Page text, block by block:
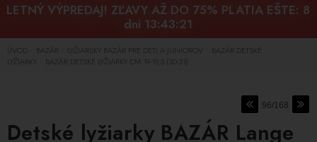
LETNÝ VÝPREDAJ! ZĽAVY AŽ DO 75% PLATIA EŠTE: 8
dni 13:43:20
ÚVOD BAZÁR LYŽIARSKY BAZÁR PRE DETI A JUNIOROV
BAZÁR DETSKÉ
LYŽIARKY
BAZÁR DETSKÉ LYŽIARKY CM 19-19,5 (30-31)
96/168
Detské lyžiarky BAZÁR Lange